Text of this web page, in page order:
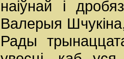
наіўнай і
Валерыя
Рады